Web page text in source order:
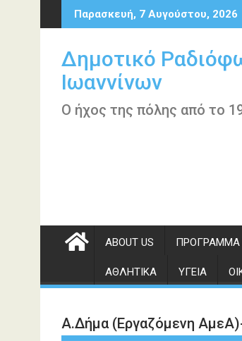
Περάστε
στο
Παρασκευή, 7 Αυγούστου, 2026
Δημοτικό
Ιωαννίνων
Ο ήχος της πόλης από το
ABOUT US ΠΡΌΓΡΑΜΜΑ
ΑΘΛΗΤΙΚΆ ΥΓΕΊΑ
Α.Δήμα (Εργαζόμενη ΑμεΑ)-